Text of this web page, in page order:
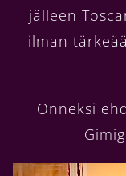
jälleen
ilman
Onneksi